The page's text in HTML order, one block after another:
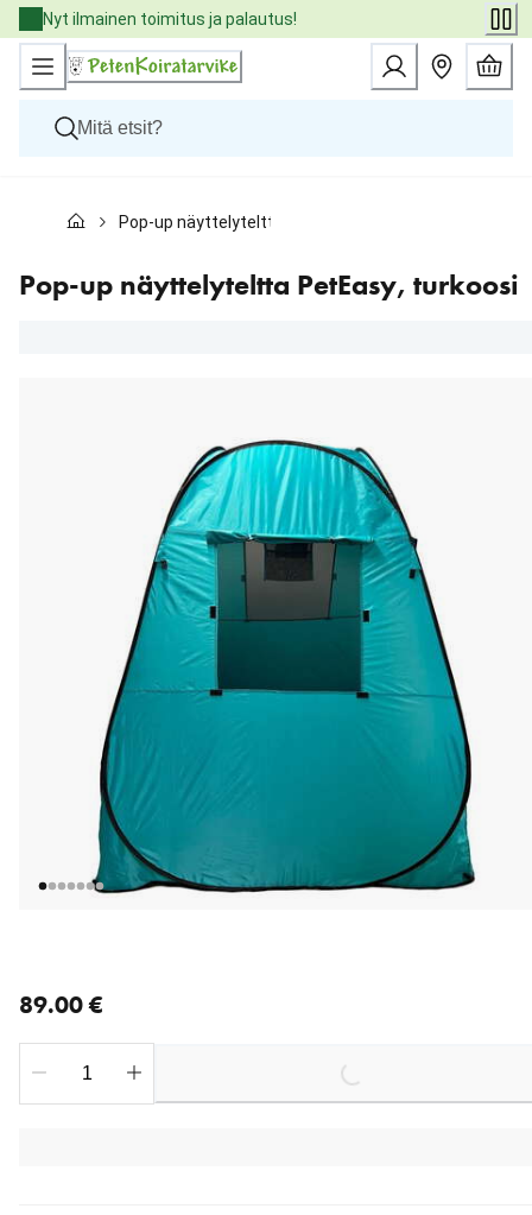
Skip
to
Content
Nyt ilmainen toimitus ja palautus!
Kissat
Eläinlääkäriruoat
Tuotemerkit
Pop-up näyttelyteltta PetEasy, turkoosi
Pop-up näyttelyteltta PetEasy, turkoosi
89.00 €
Loading...